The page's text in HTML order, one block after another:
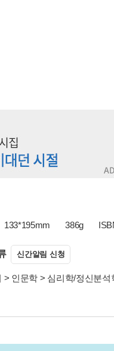
133*195mm 386g
신간알림 신청
> 인문학 > 심리학/정신분석